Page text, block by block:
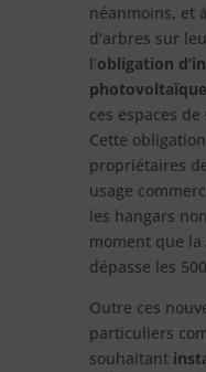
néanmoins, et
d’arbres sur
l’obligation
ces espaces
Cette
propriétaires
usage
les hangars
moment que
dépasse les
Outre ces
particuliers
souhaitant